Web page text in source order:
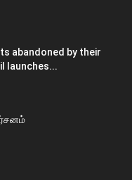
abandoned by their
launches...